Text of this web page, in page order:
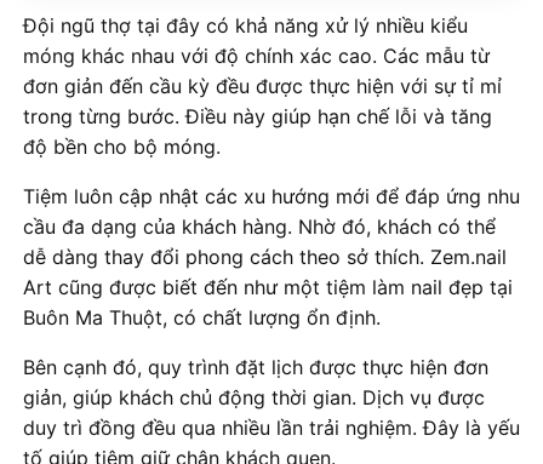
Đội ngũ thợ tại đây có khả năng xử lý nhiều kiểu
móng khác nhau với độ chính xác cao. Các mẫu từ
đơn giản đến cầu kỳ đều được thực hiện với sự tỉ mỉ
trong từng bước. Điều này giúp hạn chế lỗi và tăng
độ bền cho bộ móng.
Tiệm luôn cập nhật các xu hướng mới để đáp ứng nhu
cầu đa dạng của khách hàng. Nhờ đó, khách có thể
dễ dàng thay đổi phong cách theo sở thích. Zem.nail
Art cũng được biết đến như một tiệm làm nail đẹp tại
Buôn Ma Thuột, có chất lượng ổn định.
Bên cạnh đó, quy trình đặt lịch được thực hiện đơn
giản, giúp khách chủ động thời gian. Dịch vụ được
duy trì đồng đều qua nhiều lần trải nghiệm. Đây là yếu
tố giúp tiệm giữ chân khách quen.